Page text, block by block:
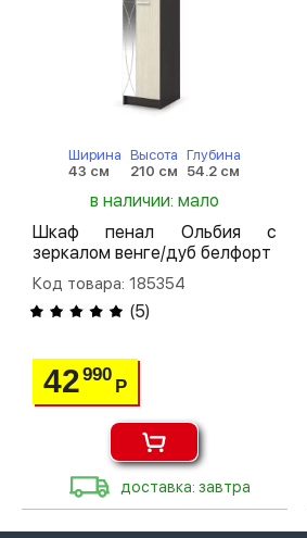
Ширина
43 см
Высота
210 см
Глубина
54.2 см
в наличии: мало
Шкаф пенал Ольбия с
зеркалом венге/дуб белфорт
Код товара: 185354
(5)
42990
Р
доставка: завтра